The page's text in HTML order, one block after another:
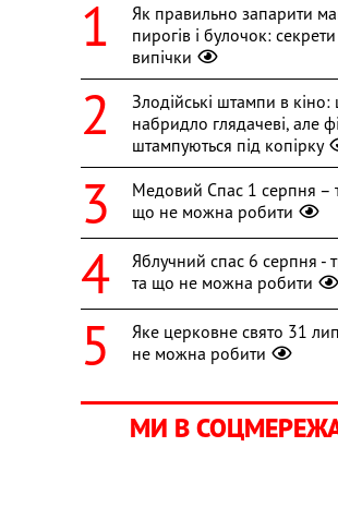
Як правильно запарити
пирогів і булочок:
випічки
Злодійські штампи в
набридло глядачеві, але
штампуються під копірку
Медовий Спас 1 серпня –
що не можна робити
Яблучний спас 6 серпня -
та що не можна робити
Яке церковне свято 31
не можна робити
МИ В